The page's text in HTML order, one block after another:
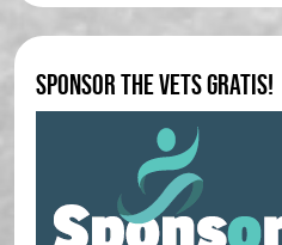
Sponsor The Vets gratis!